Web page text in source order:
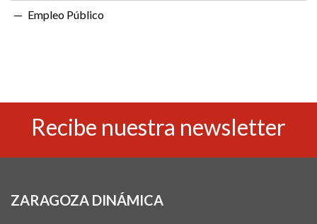
Empleo Público
Recibe nuestra newsletter
ZARAGOZA DINÁMICA